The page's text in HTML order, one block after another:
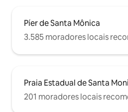
Píer de Santa Mônica
3.585 moradores locais
Praia Estadual de Santa
201 moradores locais